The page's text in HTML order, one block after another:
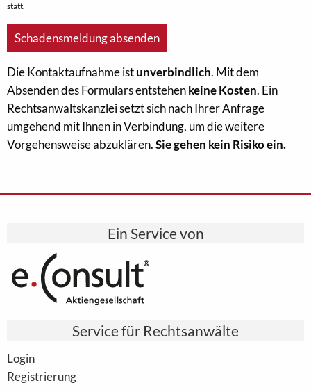
statt.
Die Kontaktaufnahme istunverbindlich. Mit dem
Absenden des Formulars entstehenkeine Kosten. Ein
Rechtsanwaltskanzlei setzt sich nach Ihrer Anfrage
umgehend mit Ihnen in Verbindung, um die weitere
Vorgehensweise abzuklären.Sie gehen kein Risiko ein.
Ein Service von
Service für Rechtsanwälte
Login
Registrierung